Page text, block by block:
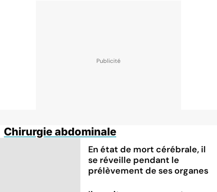
Chirurgie abdominale
En état de mort cérébrale, il
se réveille pendant le
prélèvement de ses organes